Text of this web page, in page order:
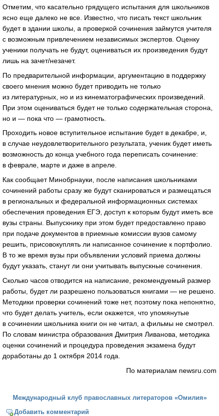
Отметим, что касательно грядущего испытания для школьников
ясно еще далеко не все. Известно, что писать текст школьник
будет в здании школы, а проверкой сочинения займутся учителя
с возможным привлечением независимых экспертов. Оценку
ученики получать не будут, оцениваться их произведения будут
лишь на зачет/незачет.
По предварительной информации, аргументацию в поддержку
своего мнения можно будет приводить не только
из литературных, но и из кинематографических произведений.
При этом оцениваться будет не только содержательная сторона,
но и — пока что — грамотность.
Проходить новое вступительное испытание будет в декабре, и,
в случае неудовлетворительного результата, ученик будет иметь
возможность до конца учебного года переписать сочинение:
в феврале, марте и даже в апреле.
Как сообщает Минобрнауки, после написания школьниками
сочинений работы сразу же будут сканироваться и размещаться
в региональных и федеральной информационных системах
обеспечения проведения ЕГЭ, доступ к которым будут иметь все
вузы страны. Выпускнику при этом будет предоставлено право
при подаче документов в приемные комиссии вузов самому
решить, присовокуплять ли написанное сочинение к портфолио.
В то же время вузы при объявлении условий приема должны
будут указать, станут ли они учитывать выпускные сочинения.
Сколько часов отводится на написание, рекомендуемый размер
работы, будет ли разрешено пользоваться книгами — не решено.
Методики проверки сочинений тоже нет, поэтому пока непонятно,
что будет делать учитель, если окажется, что упомянутые
в сочинении школьника книги он не читал, а фильмы не смотрел.
По словам министра образования Дмитрия Ливанова, методика
оценки сочинений и процедура проведения экзамена будут
доработаны до 1 октября 2014 года.
По материалам newsru.com
Международный клуб православных литераторов «Омилия»
Добавить комментарий